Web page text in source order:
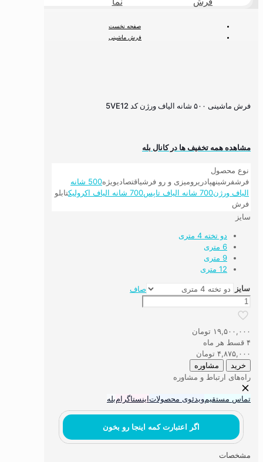
صفحه نخست
فرش ماشینی
فرش ماشینی ۵۰۰ شانه الیاف ورژن کد 5VE12
مشاهده همه تخفیف ها در کانال بله
نوع محصول
فرشفرشینهپادریرومیزی و رو فرشیاقتصادیویژه
500 شانه
الیاف ورژن700 شانه الیاف تاپس 700 شانه الیاف اکرولیک
تابلو
فرش
سایز
دو تخته 4 متری
6 متری
9 متری
12 متری
سایز
صاف
فرش
ماشینی
۵۰۰
شانه
الیاف
ورژن
کد
5VE12
عدد
۱۹,۵۰۰,۰۰۰ تومان
۴ قسط هر ماه
۴,۸۷۵,۰۰۰ تومان
خرید مشاوره
راه‌های ارتباط و مشاوره
تماس مستقیمویدئوی محصولاتاینستاگرامبله
اگر اعتبارت کمه اینجا رو بخون
مشخصات